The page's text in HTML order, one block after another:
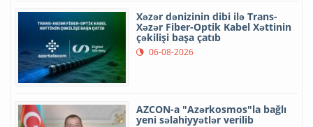
Xəzər dənizinin dibi ilə Trans-
Xəzər Fiber-Optik Kabel Xəttinin
çəkilişi başa çatıb
06-08-2026
AZCON-a "Azərkosmos"la bağlı
yeni səlahiyyətlər verilib